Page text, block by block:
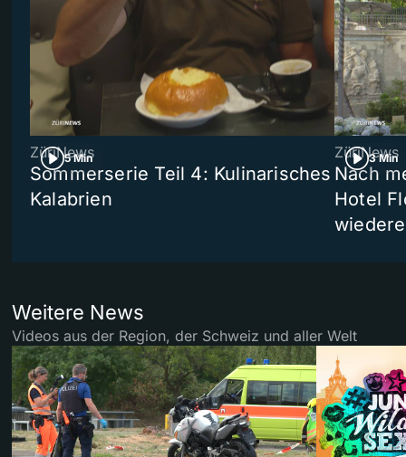
5 Min
ZüriNews
Sommerserie Teil 4: Kulinarisches
Kalabrien
3 Min
ZüriNews
Nach
Hotel
Weitere News
Videos aus der Region, der Schweiz und aller Welt